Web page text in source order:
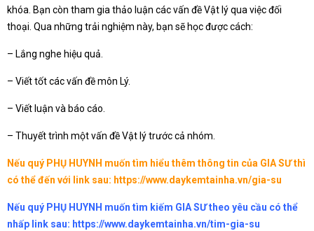
khóa. Bạn còn tham gia thảo luận các vấn đề Vật lý qua việc đối
thoại. Qua những trải nghiệm này, bạn sẽ học được cách:
– Lắng nghe hiệu quả.
– Viết tốt các vấn đề môn Lý.
– Viết luận và báo cáo.
– Thuyết trình một vấn đề Vật lý trước cả nhóm.
Nếu quý PHỤ HUYNH muốn tìm hiểu thêm thông tin của GIA SƯ thì
có thể đến với link sau: https://www.daykemtainha.vn/gia-su
Nếu quý PHỤ HUYNH muốn tìm kiếm GIA SƯ theo yêu cầu có thể
nhấp link sau: https://www.daykemtainha.vn/tim-gia-su